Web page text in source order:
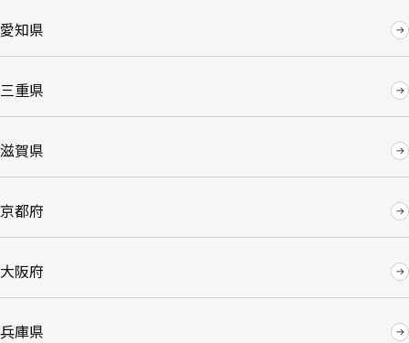
愛知県
三重県
滋賀県
京都府
大阪府
兵庫県